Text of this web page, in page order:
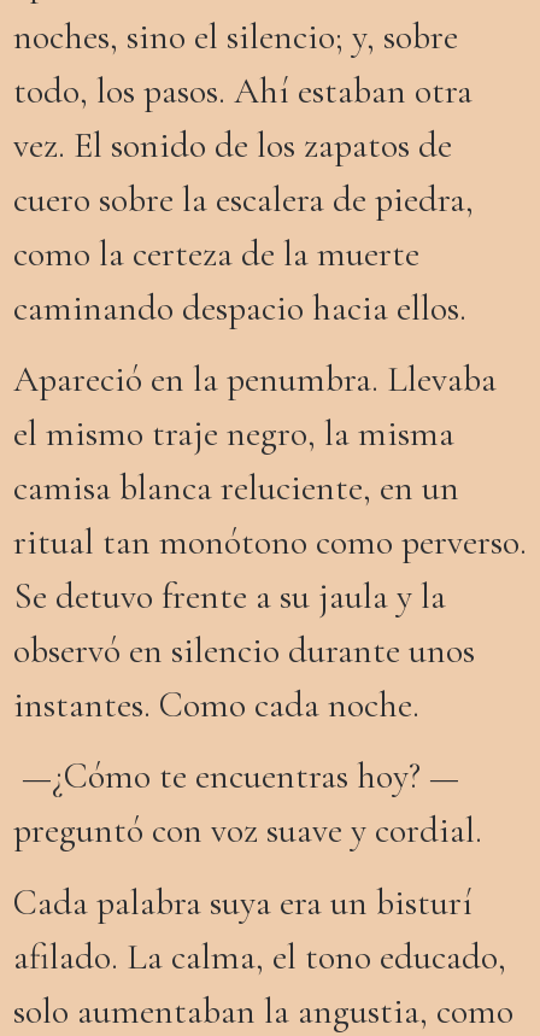
noches, sino el silencio; y, sobre
todo, los pasos. Ahí estaban otra
vez. El sonido de los zapatos de
cuero sobre la escalera de piedra,
como la certeza de la muerte
caminando despacio hacia ellos.
Apareció en la penumbra. Llevaba
el mismo traje negro, la misma
camisa blanca reluciente, en un
ritual tan monótono como perverso.
Se detuvo frente a su jaula y la
observó en silencio durante unos
instantes. Como cada noche.
—¿Cómo te encuentras hoy? —
preguntó con voz suave y cordial.
Cada palabra suya era un bisturí
afilado. La calma, el tono educado,
solo aumentaban la angustia, como